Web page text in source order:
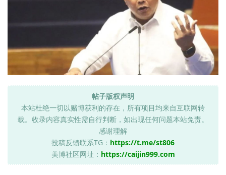
帖子版权声明
本站杜绝一切以赌博获利的存在，所有项目均来自互联网转
载。收录内容真实性需自行判断，如出现任何问题本站免责。
感谢理解
投稿反馈联系TG： https://t.me/st806
美博社区网址： https://caijin999.com